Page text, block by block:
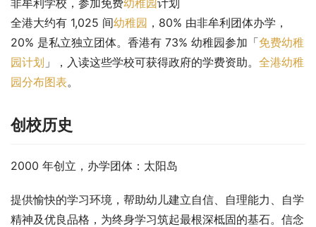
非牟利学校，参加免费幼稚园计划
全港大约有 1,025 间幼稚园 ，80% 由非牟利团体办学，
20% 是私立独立团体。香港有 73% 幼稚园参加「免费幼稚
园计划 」，入读这些学校可获得政府的学费资助。 全港幼稚
园分布图表。
创校历史
2000 年创立，办学团体：太阳岛
提供愉快的学习环境，帮助幼儿建立自信、自理能力、自学
精神及优良品格，为终身学习筑起最根深柢固的基石。信念